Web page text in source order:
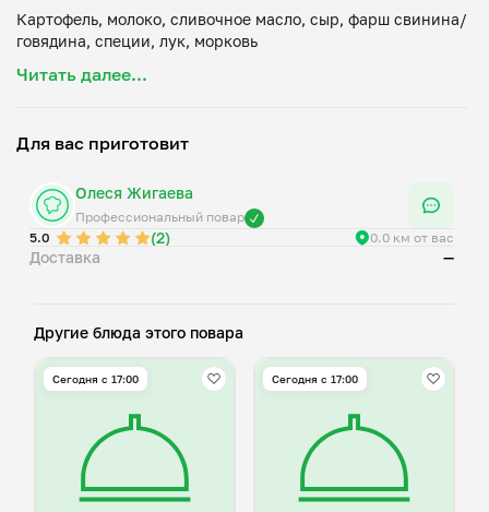
Картофель, молоко, сливочное масло, сыр, фарш свинина/
Читать далее...
Для вас приготовит
Олеся Жигаева
Профессиональный повар
5.0
(2) 0.0 км от вас
Доставка —
Другие блюда этого повара
Сегодня с 17:00 Сегодня с 17:00